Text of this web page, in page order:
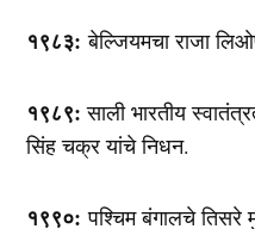
१९८३: बेल्जियमचा राजा
१९८९: साली भारतीय
सिंह चक्र यांचे निधन.
१९९०: पश्चिम बंगालचे